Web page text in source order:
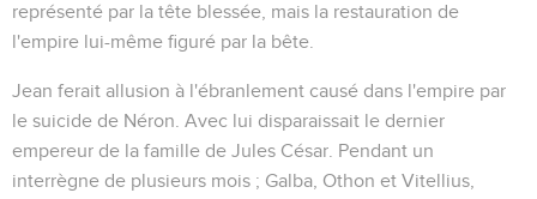
représenté par la tête blessée, mais la restauration de
l'empire lui-même figuré par la bête.
Jean ferait allusion à l'ébranlement causé dans l'empire par
le suicide de Néron. Avec lui disparaissait le dernier
empereur de la famille de Jules César. Pendant un
interrègne de plusieurs mois ; Galba, Othon et Vitellius,